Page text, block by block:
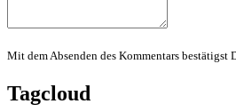
Mit dem Absenden des Kommentars bestätigst
Tagcloud